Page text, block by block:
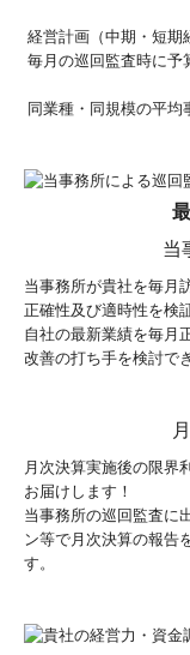
経営計画（中期・短期
毎月の巡回監査時に予
同業種・同規模の平均
当
当事務所が貴社を毎月
正確性及び適時性を検
自社の最新業績を毎月
改善の打ち手を検討で
月次決算実施後の限界
お届けします！
当事務所の巡回監査に
ン等で月次決算の報告
す。